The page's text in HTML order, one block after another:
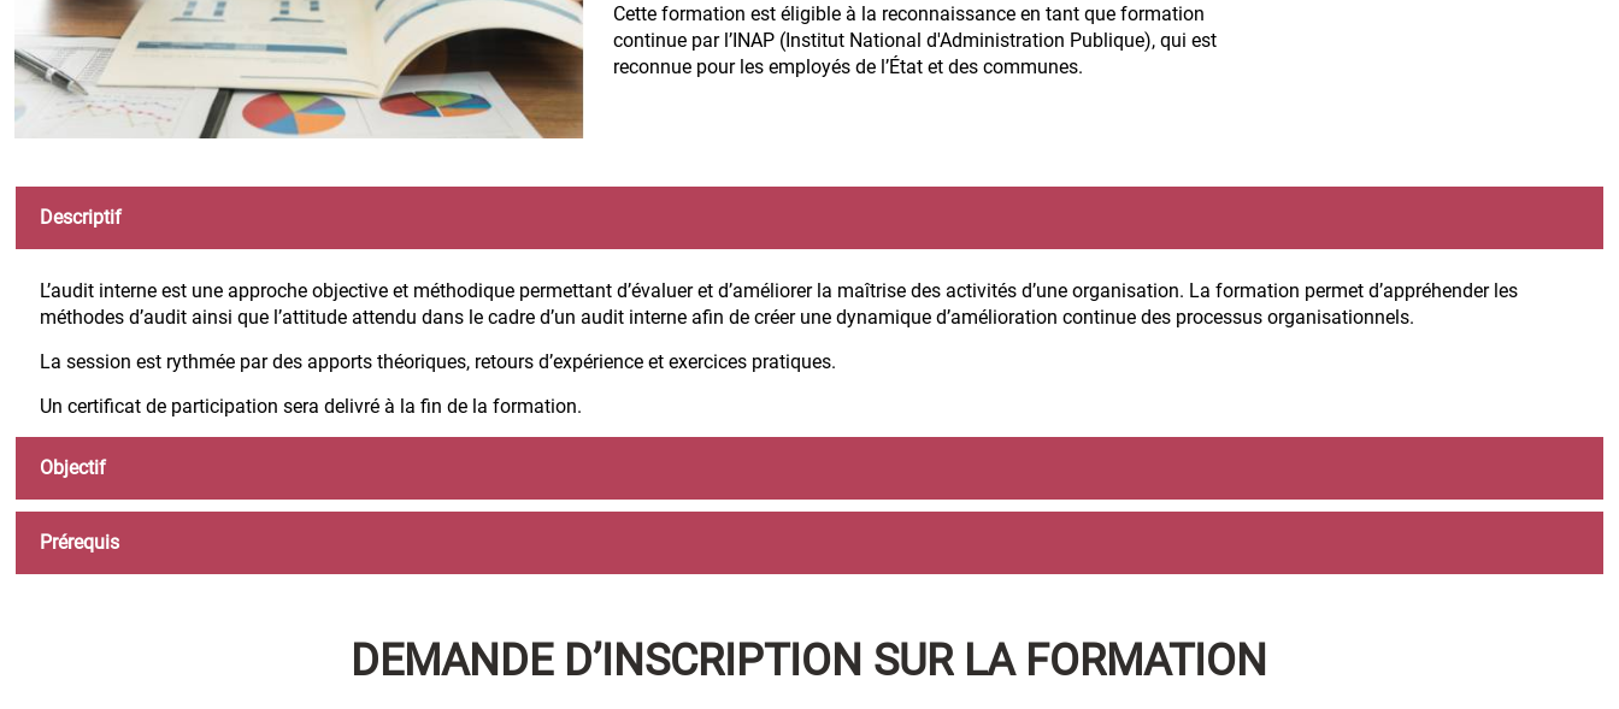
Cette formation est éligible à la reconnaissance en tant que formation
continue par l’INAP (Institut National d'Administration Publique), qui est
reconnue pour les employés de l’État et des communes.
Descriptif
L’audit interne est une approche objective et méthodique permettant d’évaluer et d’améliorer la maîtrise des activités d’une organisation. La formation permet d’appréhender les
méthodes d’audit ainsi que l’attitude attendu dans le cadre d’un audit interne afin de créer une dynamique d’amélioration continue des processus organisationnels.
La session est rythmée par des apports théoriques, retours d’expérience et exercices pratiques.
Un certificat de participation sera delivré à la fin de la formation.
Objectif
Prérequis
DEMANDE D’INSCRIPTION SUR LA FORMATION